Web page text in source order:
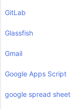
GitLab
Glassfish
Gmail
Google Apps Script
google spread sheet